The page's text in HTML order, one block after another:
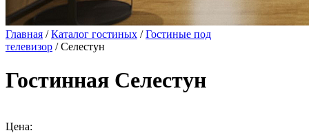
Главная /Каталог гостиных /Гостиные под
телевизор / Селестун
Гостинная Селестун
Цена: